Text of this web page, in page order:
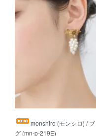
monshiro (モンシロ) /